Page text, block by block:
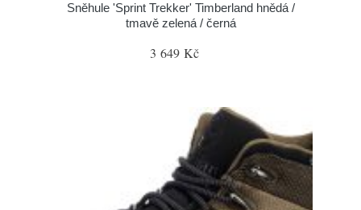
Sněhule 'Sprint Trekker' Timberland hnědá /
tmavě zelená / černá
3 649 Kč